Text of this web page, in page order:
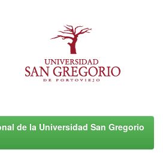
de la Universidad San Gregorio